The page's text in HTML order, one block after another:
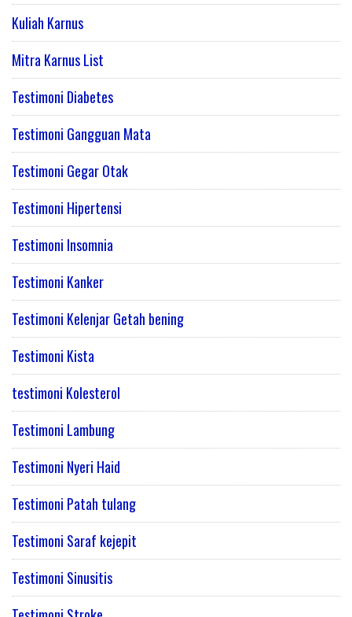
Kuliah Karnus
Mitra Karnus List
Testimoni Diabetes
Testimoni Gangguan Mata
Testimoni Gegar Otak
Testimoni Hipertensi
Testimoni Insomnia
Testimoni Kanker
Testimoni Kelenjar Getah bening
Testimoni Kista
testimoni Kolesterol
Testimoni Lambung
Testimoni Nyeri Haid
Testimoni Patah tulang
Testimoni Saraf kejepit
Testimoni Sinusitis